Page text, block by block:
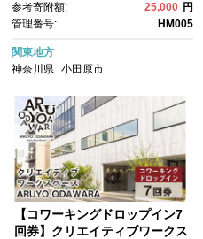
参考寄附額:
25,000 円
管理番号:
HM005
関東地方
神奈川県
小田原市
【コワーキングドロップイン7
回券】クリエイティブワークス